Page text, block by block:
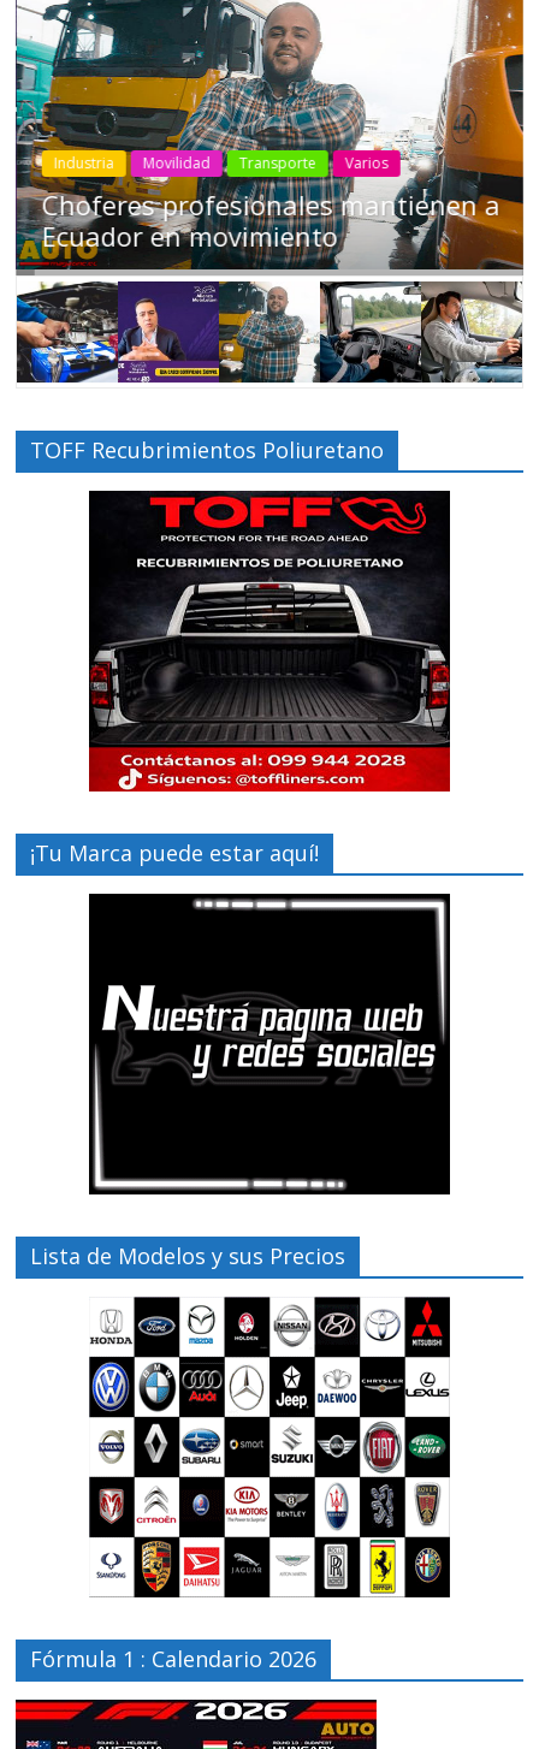
Industria Movilidad Transporte Varios
Choferes profesionales mantienen a
Ecuador en movimiento
TOFF Recubrimientos Poliuretano
¡Tu Marca puede estar aquí!
Lista de Modelos y sus Precios
Fórmula 1 : Calendario 2026